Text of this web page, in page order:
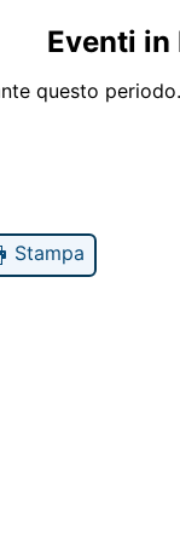
Eventi
questo periodo.
Stampa